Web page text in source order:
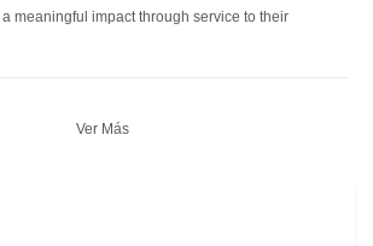
meaningful impact through service to their
Ver Más